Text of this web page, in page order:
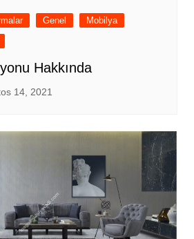
Genel
Mobilya
Hakkında
14, 2021